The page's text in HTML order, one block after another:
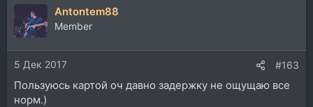
Antontem88
Member
5 Дек 2017 #163
Пользуюсь картой оч давно задержку не ощущаю все
норм.)